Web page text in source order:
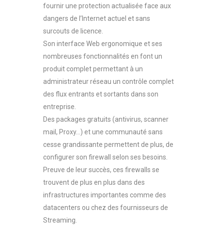
fournir une protection actualisée face aux
dangers de l’Internet actuel et sans
surcouts de licence.
Son interface Web ergonomique et ses
nombreuses fonctionnalités en font un
produit complet permettant à un
administrateur réseau un contrôle complet
des flux entrants et sortants dans son
entreprise.
Des packages gratuits (antivirus, scanner
mail, Proxy…) et une communauté sans
cesse grandissante permettent de plus, de
configurer son firewall selon ses besoins.
Preuve de leur succès, ces firewalls se
trouvent de plus en plus dans des
infrastructures importantes comme des
datacenters ou chez des fournisseurs de
Streaming.